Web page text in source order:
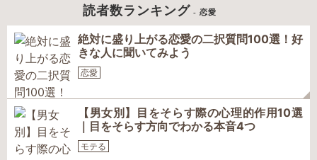
読者数ランキング - 恋愛
絶対に盛り上がる恋愛の二択質問100選！好
きな人に聞いてみよう
恋愛
【男女別】目をそらす際の心理的作用10選
｜目をそらす方向でわかる本音4つ
モテる